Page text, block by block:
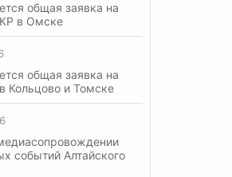
общая заявка на
в Омске
общая заявка на
Кольцово и Томске
событий Алтайского